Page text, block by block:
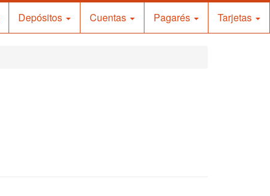
Depósitos Cuentas Pagarés Tarjetas